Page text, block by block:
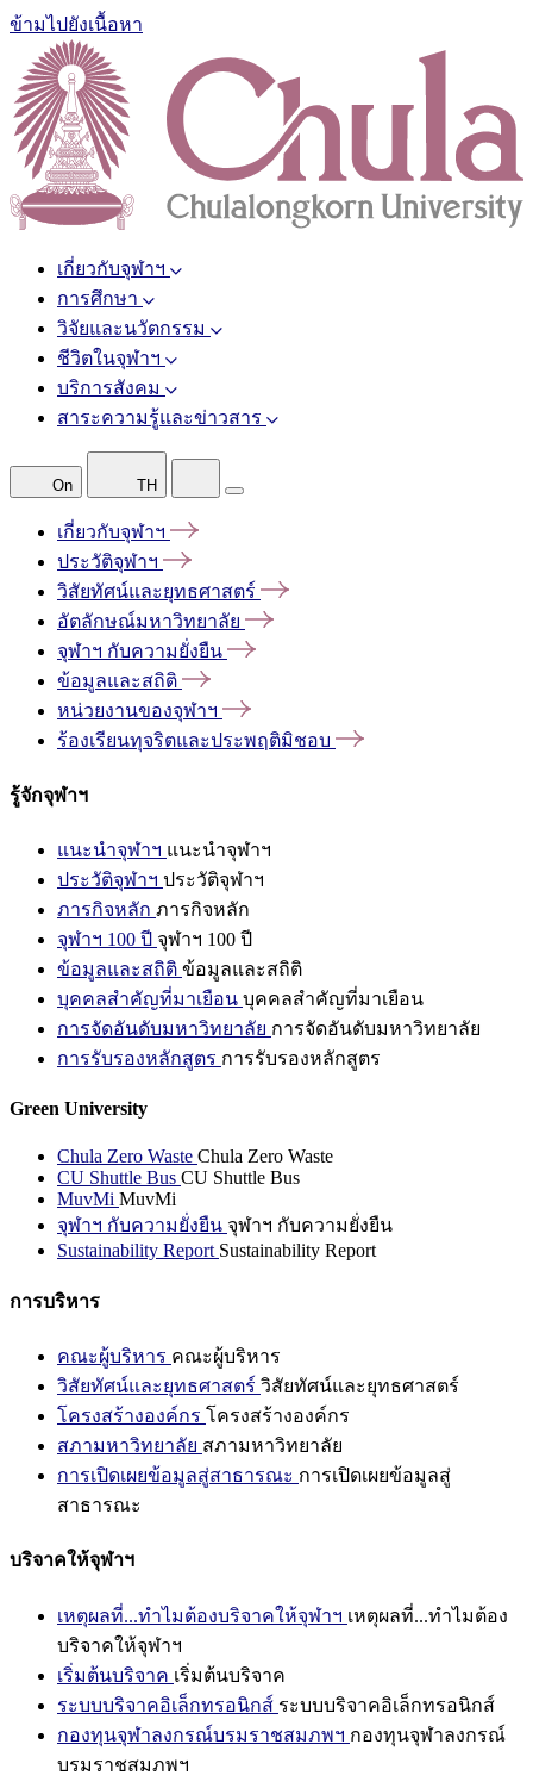
ข้ามไปยังเนื้อหา
เกี่ยวกับจุฬาฯ
การศึกษา
วิจัยและนวัตกรรม
ชีวิตในจุฬาฯ
บริการสังคม
สาระความรู้และข่าวสาร
On TH
เกี่ยวกับจุฬาฯ
ประวัติจุฬาฯ
วิสัยทัศน์และยุทธศาสตร์
อัตลักษณ์มหาวิทยาลัย
จุฬาฯ กับความยั่งยืน
ข้อมูลและสถิติ
หน่วยงานของจุฬาฯ
ร้องเรียนทุจริตและประพฤติมิชอบ
รู้จักจุฬาฯ
แนะนำจุฬาฯ แนะนำจุฬาฯ
ประวัติจุฬาฯ ประวัติจุฬาฯ
ภารกิจหลัก ภารกิจหลัก
จุฬาฯ 100 ปี จุฬาฯ 100 ปี
ข้อมูลและสถิติ ข้อมูลและสถิติ
บุคคลสำคัญที่มาเยือน บุคคลสำคัญที่มาเยือน
การจัดอันดับมหาวิทยาลัย การจัดอันดับมหาวิทยาลัย
การรับรองหลักสูตร การรับรองหลักสูตร
Green University
Chula Zero Waste Chula Zero Waste
CU Shuttle Bus CU Shuttle Bus
MuvMi MuvMi
จุฬาฯ กับความยั่งยืน จุฬาฯ กับความยั่งยืน
Sustainability Report Sustainability Report
การบริหาร
คณะผู้บริหาร คณะผู้บริหาร
วิสัยทัศน์และยุทธศาสตร์ วิสัยทัศน์และยุทธศาสตร์
โครงสร้างองค์กร โครงสร้างองค์กร
สภามหาวิทยาลัย สภามหาวิทยาลัย
การเปิดเผยข้อมูลสู่สาธารณะ การเปิดเผยข้อมูลสู่
สาธารณะ
บริจาคให้จุฬาฯ
เหตุผลที่...ทำไมต้องบริจาคให้จุฬาฯ เหตุผลที่...ทำไมต้อง
บริจาคให้จุฬาฯ
เริ่มต้นบริจาค เริ่มต้นบริจาค
ระบบบริจาคอิเล็กทรอนิกส์ ระบบบริจาคอิเล็กทรอนิกส์
กองทุนจุฬาลงกรณ์บรมราชสมภพฯ กองทุนจุฬาลงกรณ์
บรมราชสมภพฯ